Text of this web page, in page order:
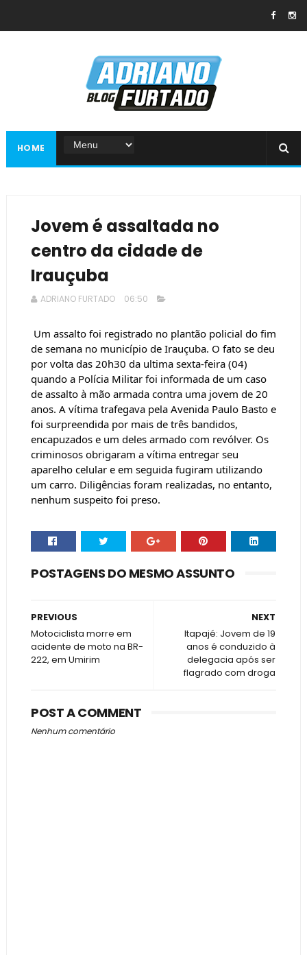
HOME
Jovem é assaltada no
centro da cidade de
Irauçuba
ADRIANO FURTADO 06:50
Um assalto foi registrado no plantão policial do fim
de semana no município de Irauçuba. O fato se deu
por volta das 20h30 da ultima sexta-feira (04)
quando a Polícia Militar foi informada de um caso
de assalto à mão armada contra uma jovem de 20
anos. A vítima trafegava pela Avenida Paulo Basto e
foi surpreendida por mais de três bandidos,
encapuzados e um deles armado com revólver. Os
criminosos obrigaram a vítima entregar seu
aparelho celular e em seguida fugiram utilizando
um carro. Diligências foram realizadas, no entanto,
nenhum suspeito foi preso.
POSTAGENS DO MESMO ASSUNTO
NEXT
Itapajé: Jovem de 19
anos é conduzido à
delegacia após ser
flagrado com droga
PREVIOUS
Motociclista morre em
acidente de moto na BR-
222, em Umirim
POST A COMMENT
Nenhum comentário